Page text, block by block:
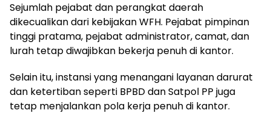
Sejumlah pejabat dan perangkat daerah
dikecualikan dari kebijakan WFH. Pejabat pimpinan
tinggi pratama, pejabat administrator, camat, dan
lurah tetap diwajibkan bekerja penuh di kantor.
Selain itu, instansi yang menangani layanan darurat
dan ketertiban seperti BPBD dan Satpol PP juga
tetap menjalankan pola kerja penuh di kantor.